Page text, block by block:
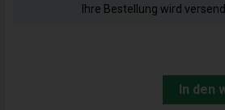
Ihre Bestellung wird
In den